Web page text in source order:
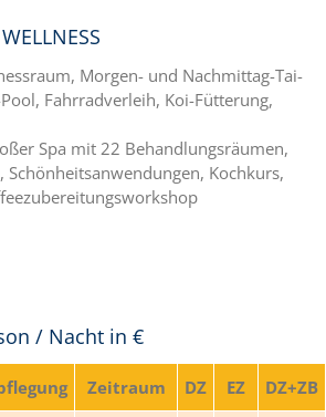
Morgen- und Nachmittag-Tai-
Fahrradverleih, Koi-Fütterung,
Spa mit 22 Behandlungsräumen,
Schönheitsanwendungen, Kochkurs,
/ Nacht in €
Zeitraum DZ EZ DZ+ZB